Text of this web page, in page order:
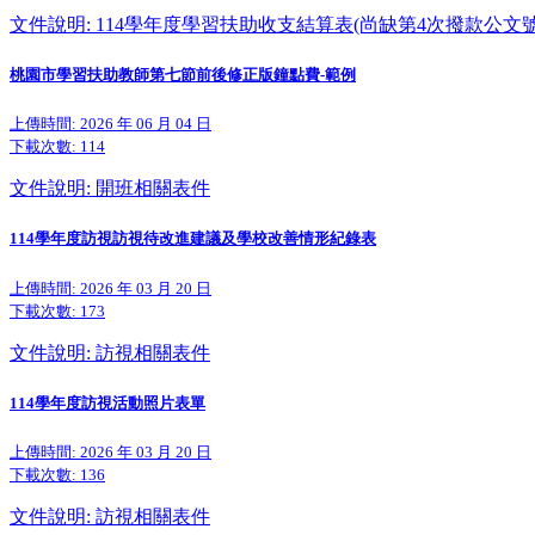
文件說明: 114學年度學習扶助收支結算表(尚缺第4次撥款公文
桃園市學習扶助教師第七節前後修正版鐘點費-範例
上傳時間: 2026 年 06 月 04 日
下載次數: 114
文件說明: 開班相關表件
114學年度訪視訪視待改進建議及學校改善情形紀錄表
上傳時間: 2026 年 03 月 20 日
下載次數: 173
文件說明: 訪視相關表件
114學年度訪視活動照片表單
上傳時間: 2026 年 03 月 20 日
下載次數: 136
文件說明: 訪視相關表件